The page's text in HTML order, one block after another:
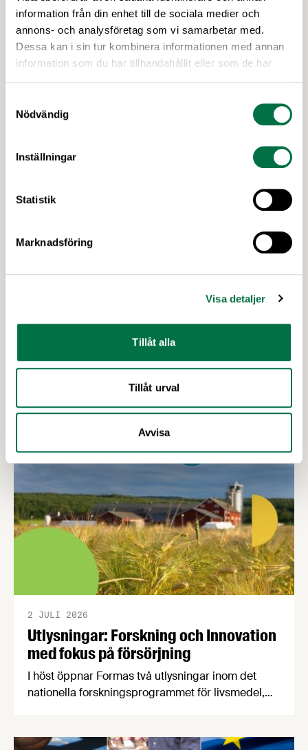
information från din enhet till de sociala medier och
annons- och analysföretag som vi samarbetar med.
Dessa kan i sin tur kombinera informationen med annan
information som du har tillhandahållit eller som de har
Nödvändig
Inställningar
Statistik
Marknadsföring
Visa detaljer
Tillåt alla
Tillåt urval
Avvisa
som hämmar viktiga investeringar i produktivitet,
klimatomställning och konkurrenskraft. Vår
chefekonom Carl Eckerdal tycker att rapporten
borde läsas av de politiker som fortsätter prata
om ”övervinster” i livsmedelsbranschen.
Tydlig ökning av svensk
Livsmedelsföretagen
Svensk livsmedelsexport ökade kraftigt under
uppgick exporten till 93 miljarder kronor, vilket
12 procent jämfört med året innan. Samtidigt ökar
handelsunderskottet, vilket tyder på att
Senaste nytt
Utlysningar: Forskning och Innovation
med fokus på försörjning
2 JULI 2026
I höst öppnar Formas två utlysningar inom det
nationella forskningsprogrammet för livsmedel,
en motståndskraftig livsmedelsförsörjning", och